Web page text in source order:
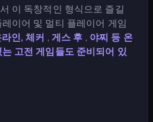
이 독창적인 형식으로 즐길
이어 및 멀티 플레이어 게임
인, 체커 , 게스 후 , 야찌 등 온
고전 게임들도 준비되어 있